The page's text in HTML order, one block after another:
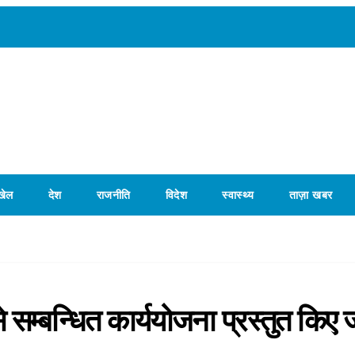
देश राजनीति विदेश स्वास्थ्य ताज़ा खबर
कार्ययोजना प्रस्तुत किए